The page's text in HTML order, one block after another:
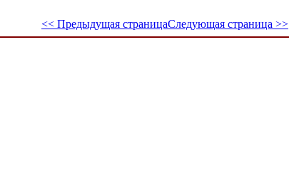
<< Предыдущая страницаСледующая страница >>